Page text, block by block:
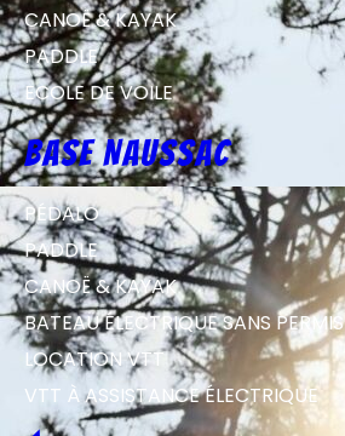
CANOË & KAYAK
PADDLE
ECOLE DE VOILE
Base Naussac
PÉDALO
PADDLE
CANOË & KAYAK
BATEAU ÉLECTRIQUE SANS PERMIS
LOCATION VTT
VTT À ASSISTANCE ÉLECTRIQUE